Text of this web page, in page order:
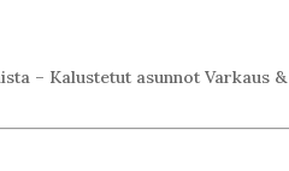
– Kalustetut asunnot Varkaus &